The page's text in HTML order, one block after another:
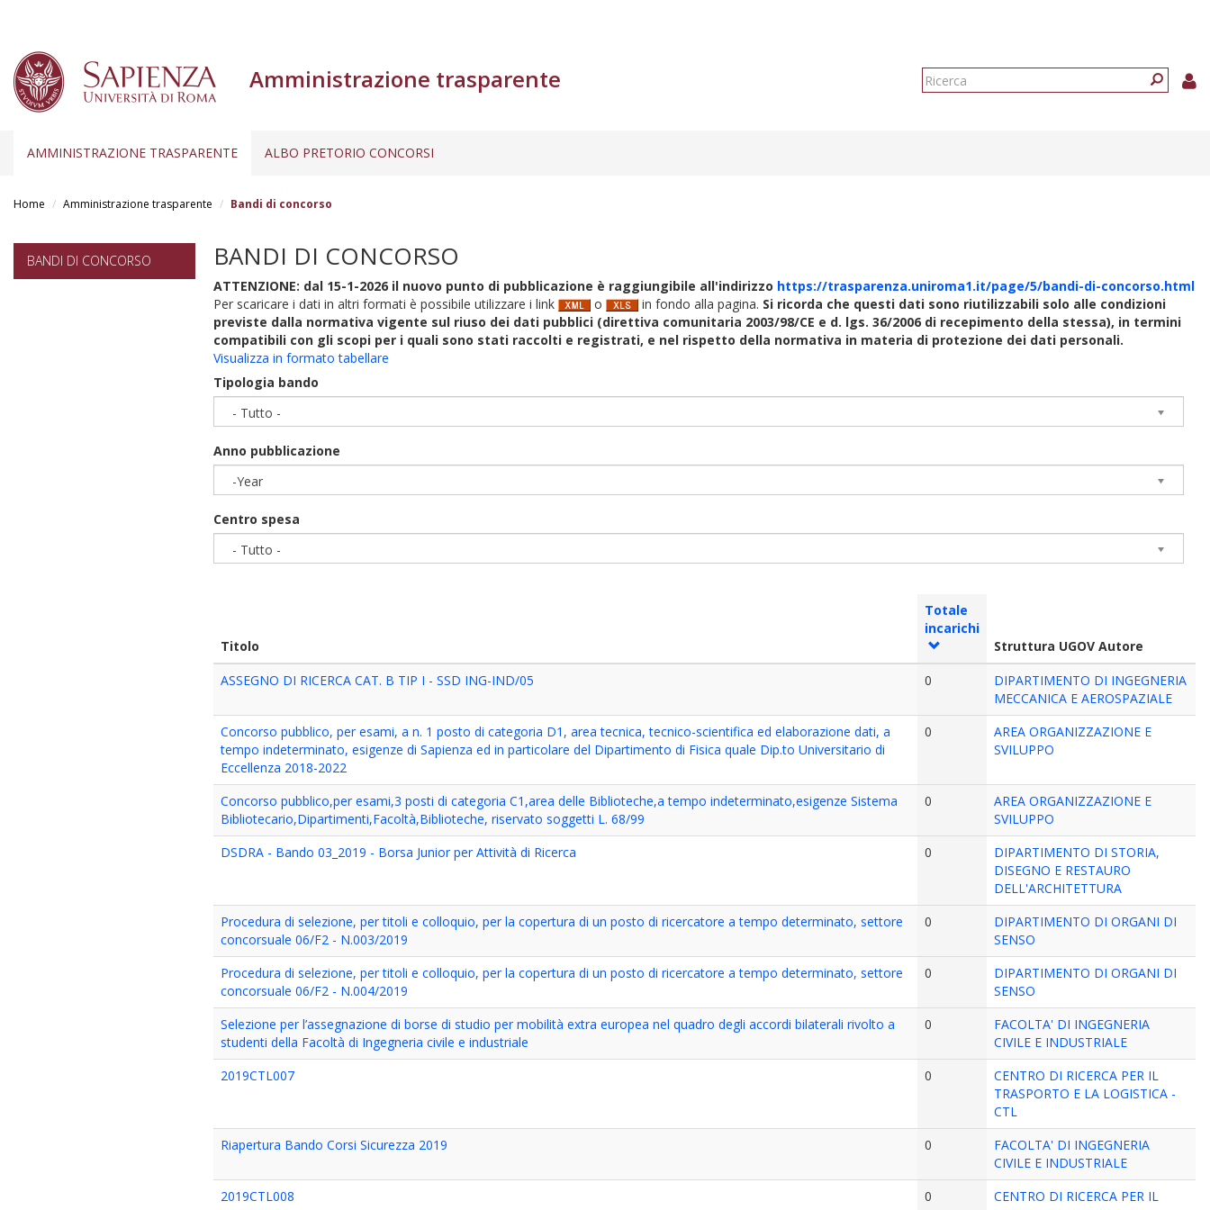
Amministrazione trasparente
Form
AMMINISTRAZIONE TRASPARENTE ALBO PRETORIO CONCORSI
Home Amministrazione trasparente Bandi di concorso
BANDI DI CONCORSO BANDI DI CONCORSO
ATTENZIONE: dal 15-1-2026 il nuovo punto di pubblicazione è raggiungibile all'indirizzo https://trasparenza.uniroma1.it/page/5/bandi-di-concorso.html
Per scaricare i dati in altri formati è possibile utilizzare i link
o in fondo alla pagina. Si ricorda che questi dati sono riutilizzabili solo alle condizioni
previste dalla normativa vigente sul riuso dei dati pubblici (direttiva comunitaria 2003/98/CE e d. lgs. 36/2006 di recepimento della stessa), in termini
compatibili con gli scopi per i quali sono stati raccolti e registrati, e nel rispetto della normativa in materia di protezione dei dati personali.
Visualizza in formato tabellare
Tipologia bando
- Tutto -
Anno pubblicazione
-Year
Centro spesa
- Tutto -
Titolo
Totale
incarichi
Struttura UGOV Autore
ASSEGNO DI RICERCA CAT. B TIP I - SSD ING-IND/05
0
DIPARTIMENTO DI INGEGNERIA
MECCANICA E AEROSPAZIALE
Concorso pubblico, per esami, a n. 1 posto di categoria D1, area tecnica, tecnico-scientifica ed elaborazione dati, a
tempo indeterminato, esigenze di Sapienza ed in particolare del Dipartimento di Fisica quale Dip.to Universitario di
Eccellenza 2018-2022
0
AREA ORGANIZZAZIONE E
SVILUPPO
Concorso pubblico,per esami,3 posti di categoria C1,area delle Biblioteche,a tempo indeterminato,esigenze Sistema
Bibliotecario,Dipartimenti,Facoltà,Biblioteche, riservato soggetti L. 68/99
0
AREA ORGANIZZAZIONE E
SVILUPPO
DSDRA - Bando 03_2019 - Borsa Junior per Attività di Ricerca
0
DIPARTIMENTO DI STORIA,
DISEGNO E RESTAURO
DELL'ARCHITETTURA
Procedura di selezione, per titoli e colloquio, per la copertura di un posto di ricercatore a tempo determinato, settore
concorsuale 06/F2 - N.003/2019
0
DIPARTIMENTO DI ORGANI DI
SENSO
Procedura di selezione, per titoli e colloquio, per la copertura di un posto di ricercatore a tempo determinato, settore
concorsuale 06/F2 - N.004/2019
0
DIPARTIMENTO DI ORGANI DI
SENSO
Selezione per l’assegnazione di borse di studio per mobilità extra europea nel quadro degli accordi bilaterali rivolto a
studenti della Facoltà di Ingegneria civile e industriale
0
FACOLTA' DI INGEGNERIA
CIVILE E INDUSTRIALE
2019CTL007
0
CENTRO DI RICERCA PER IL
TRASPORTO E LA LOGISTICA -
CTL
Riapertura Bando Corsi Sicurezza 2019
0
FACOLTA' DI INGEGNERIA
CIVILE E INDUSTRIALE
2019CTL008
0
CENTRO DI RICERCA PER IL